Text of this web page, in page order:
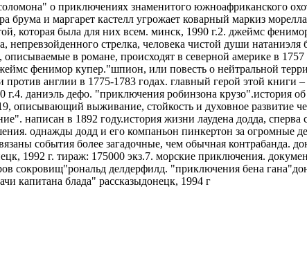
о приключениях знаменитого южноафриканского
брума и маргарет кастелл угрожает коварный маркиз
которая была для них всем. минск, 1990 г.2. джеймс
непревзойденного стрелка, человека чистой души
описываемые в романе, происходят в северной америке в
фенимор купер."шпион, или повесть о нейтральной
против англии в 1775-1783 годах. главный герой этой
г.4. даниэль дефо. "приключения робинзона крузо".история
описывающий выживание, стойкость и духовное развитие
написан в 1892 году.история жизни лаудена додда,
однажды додд и его компаньон пинкертон за огромные
события более загадочные, чем обычная контрабанда.
1992 г. тираж: 175000 экз.7. морские приключения.
сокровищ"рональд делдерфилд. "приключения бена
капитана блада" рассказыдонецк, 1994 г